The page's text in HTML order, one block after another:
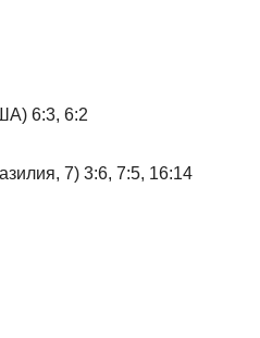
6:3, 6:2
7) 3:6, 7:5, 16:14